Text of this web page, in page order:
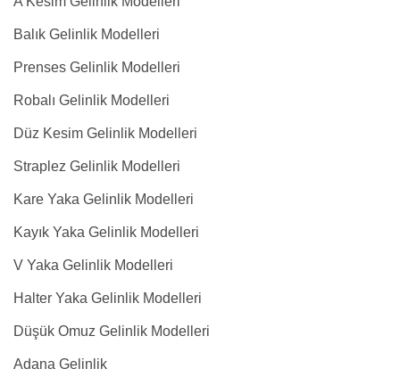
Balık Gelinlik Modelleri
Prenses Gelinlik Modelleri
Robalı Gelinlik Modelleri
Düz Kesim Gelinlik Modelleri
Straplez Gelinlik Modelleri
Kare Yaka Gelinlik Modelleri
Kayık Yaka Gelinlik Modelleri
V Yaka Gelinlik Modelleri
Halter Yaka Gelinlik Modelleri
Düşük Omuz Gelinlik Modelleri
Adana Gelinlik